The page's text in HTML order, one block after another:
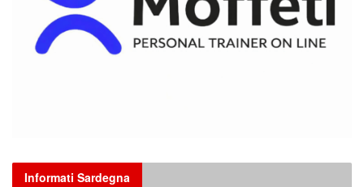
Informati Sardegna